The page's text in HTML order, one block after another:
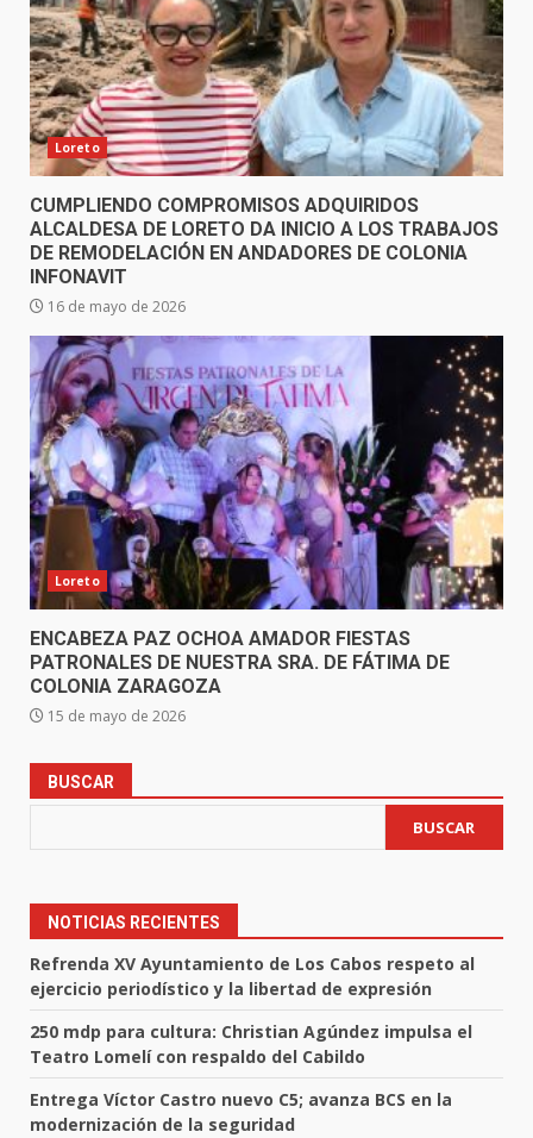
Loreto
CUMPLIENDO COMPROMISOS ADQUIRIDOS
ALCALDESA DE LORETO DA INICIO A LOS TRABAJOS
DE REMODELACIÓN EN ANDADORES DE COLONIA
INFONAVIT
16 de mayo de 2026
Loreto
ENCABEZA PAZ OCHOA AMADOR FIESTAS
PATRONALES DE NUESTRA SRA. DE FÁTIMA DE
COLONIA ZARAGOZA
15 de mayo de 2026
BUSCAR
BUSCAR
NOTICIAS RECIENTES
Refrenda XV Ayuntamiento de Los Cabos respeto al
ejercicio periodístico y la libertad de expresión
250 mdp para cultura: Christian Agúndez impulsa el
Teatro Lomelí con respaldo del Cabildo
Entrega Víctor Castro nuevo C5; avanza BCS en la
modernización de la seguridad